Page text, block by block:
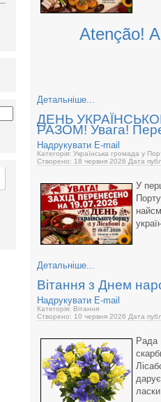
Atenção!
Детальніше...
ДЕНЬ
РАЗОМ! Увага!
Надрукувати E-mail
Категорія: Українська громада у
Створено: 18 червня 2026 Дата
У
Детальніше...
Вітання з Днем
Надрукувати E-mail
Категорія: Вітання
Створено: 10 червня 2026 Дата
Рада